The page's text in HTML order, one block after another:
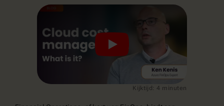
Kijktijd: 4 minuten